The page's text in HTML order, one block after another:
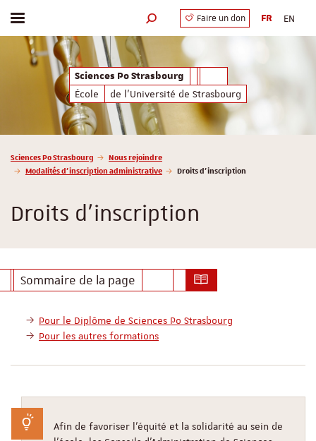
Sciences Po Strasbourg
École
de l'Université de Strasbourg
Afficher / masquer le menu Moteur de recherche
Faire un don FR EN
Vous êtes ici :
Sciences Po Strasbourg
Nous rejoindre
Modalités d’inscription administrative
Droits d’inscription
Droits d’inscription
Sommaire de la page
Pour le Diplôme de Sciences Po Strasbourg
Pour les autres formations
Afin de favoriser l'équité et la solidarité au sein de